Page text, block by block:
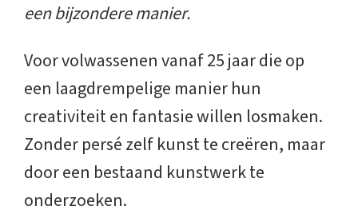
een bijzondere manier.
Voor volwassenen vanaf 25 jaar die op
een laagdrempelige manier hun
creativiteit en fantasie willen losmaken.
Zonder persé zelf kunst te creëren, maar
door een bestaand kunstwerk te
onderzoeken.